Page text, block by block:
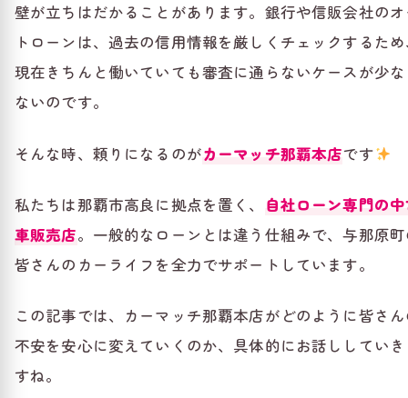
壁が立ちはだかることがあります。銀行や信販会社の
トローンは、過去の信用情報を厳しくチェックするた
現在きちんと働いていても審査に通らないケースが少
ないのです。
そんな時、頼りになるのがカーマッチ那覇本店です
私たちは那覇市高良に拠点を置く、 自社ローン専門の
車販売店。一般的なローンとは違う仕組みで、与那原
皆さんのカーライフを全力でサポートしています。
この記事では、カーマッチ那覇本店がどのように皆さ
不安を安心に変えていくのか、具体的にお話ししてい
すね。